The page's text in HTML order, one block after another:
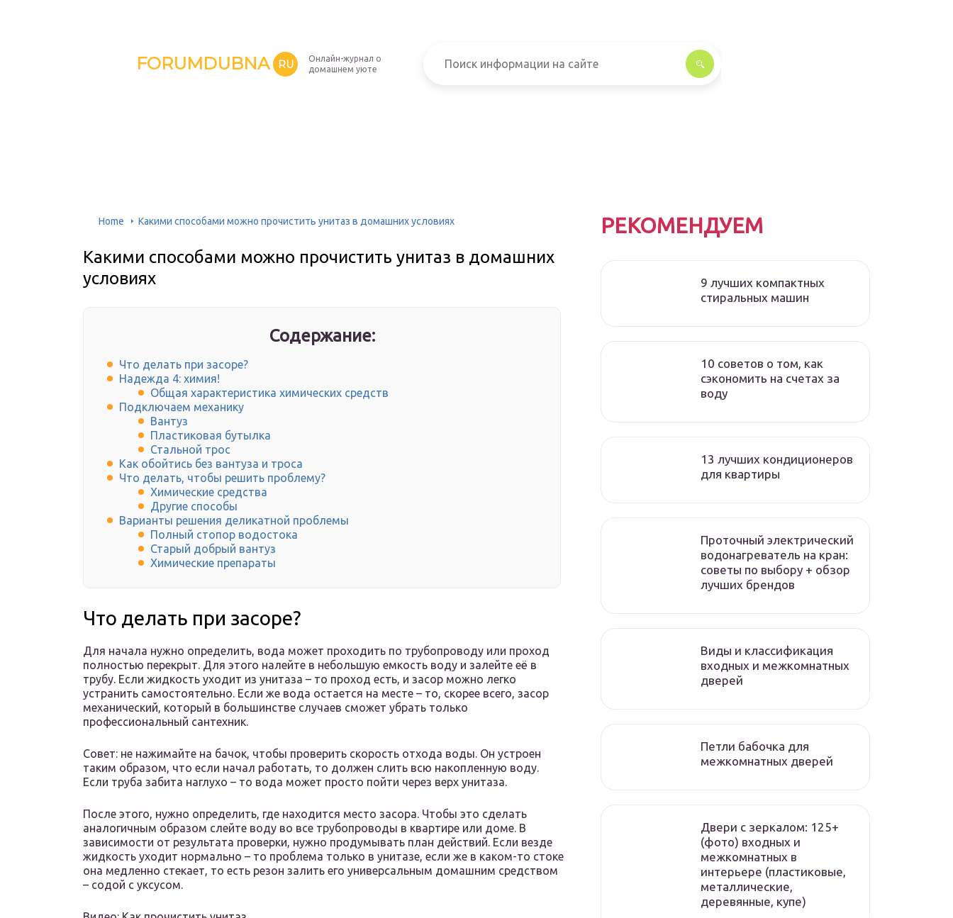
FORUMDUBNA RU
Онлайн-журнал о
домашнем уюте
Home Какими способами можно прочистить унитаз в домашних условиях
Какими способами можно прочистить унитаз в домашних
условиях
Содержание:
Что делать при засоре?
Надежда 4: химия!
Общая характеристика химических средств
Подключаем механику
Вантуз
Пластиковая бутылка
Стальной трос
Как обойтись без вантуза и троса
Что делать, чтобы решить проблему?
Химические средства
Другие способы
Варианты решения деликатной проблемы
Полный стопор водостока
Старый добрый вантуз
Химические препараты
Что делать при засоре?
Для начала нужно определить, вода может проходить по трубопроводу или проход
полностью перекрыт. Для этого налейте в небольшую емкость воду и залейте её в
трубу. Если жидкость уходит из унитаза – то проход есть, и засор можно легко
устранить самостоятельно. Если же вода остается на месте – то, скорее всего, засор
механический, который в большинстве случаев сможет убрать только
профессиональный сантехник.
Совет: не нажимайте на бачок, чтобы проверить скорость отхода воды. Он устроен
таким образом, что если начал работать, то должен слить всю накопленную воду.
Если труба забита наглухо – то вода может просто пойти через верх унитаза.
После этого, нужно определить, где находится место засора. Чтобы это сделать
аналогичным образом слейте воду во все трубопроводы в квартире или доме. В
зависимости от результата проверки, нужно продумывать план действий. Если везде
жидкость уходит нормально – то проблема только в унитазе, если же в каком-то стоке
она медленно стекает, то есть резон залить его универсальным домашним средством
– содой с уксусом.
РЕКОМЕНДУЕМ
9 лучших компактных
стиральных машин
10 советов о том, как
сэкономить на счетах за
воду
13 лучших кондиционеров
для квартиры
Проточный электрический
водонагреватель на кран:
советы по выбору + обзор
лучших брендов
Виды и классификация
входных и межкомнатных
дверей
Петли бабочка для
межкомнатных дверей
Двери с зеркалом: 125+
(фото) входных и
межкомнатных в
интерьере (пластиковые,
металлические,
деревянные, купе)